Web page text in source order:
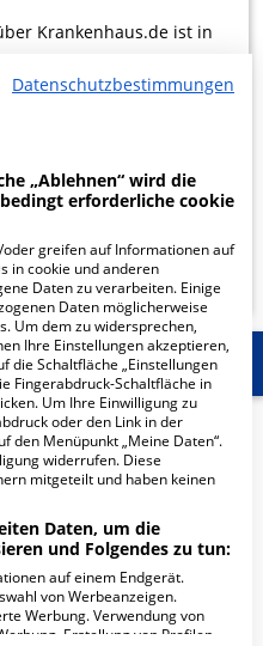
Krankenhaus.de ist in
FINDEN
Weitere Fachabteilungen
- Klinikum Borna in
ein großes Krankenhaus
422 Betten werden in
pro Jahr etwa
und therapiert.
Datenschutzbestimmungen
„Ablehnen“ wird die
erforderliche cookie
greifen auf Informationen auf
in cookie und anderen
Daten zu verarbeiten. Einige
Daten möglicherweise
Um dem zu widersprechen,
Ihre Einstellungen akzeptieren,
die Schaltfläche „Einstellungen
Fingerabdruck-Schaltfläche in
Um Ihre Einwilligung zu
oder den Link in der
den Menüpunkt „Meine Daten“.
widerrufen. Diese
mitgeteilt und haben keinen
Daten, um die
und Folgendes zu tun:
auf einem Endgerät.
von Werbeanzeigen.
Werbung. Verwendung von
Erstellung von Profilen